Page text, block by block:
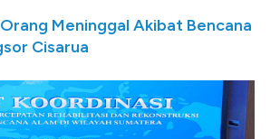
Meninggal Akibat Bencana
Cisarua